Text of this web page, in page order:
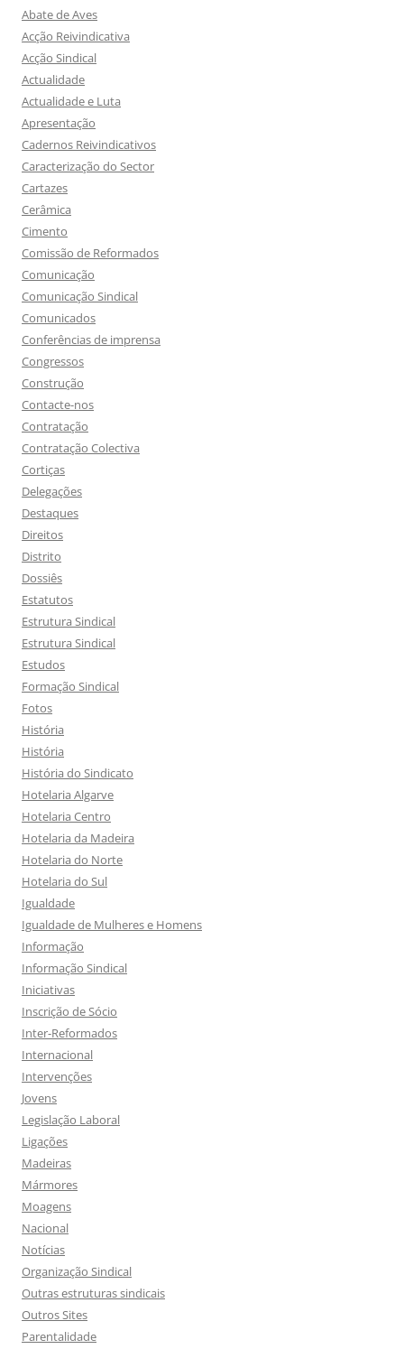
Abate de Aves
Acção Reivindicativa
Acção Sindical
Actualidade
Actualidade e Luta
Apresentação
Cadernos Reivindicativos
Caracterização do Sector
Cartazes
Cerâmica
Cimento
Comissão de Reformados
Comunicação
Comunicação Sindical
Comunicados
Conferências de imprensa
Congressos
Construção
Contacte-nos
Contratação
Contratação Colectiva
Cortiças
Delegações
Destaques
Direitos
Distrito
Dossiês
Estatutos
Estrutura Sindical
Estrutura Sindical
Estudos
Formação Sindical
Fotos
História
História
História do Sindicato
Hotelaria Algarve
Hotelaria Centro
Hotelaria da Madeira
Hotelaria do Norte
Hotelaria do Sul
Igualdade
Igualdade de Mulheres e Homens
Informação
Informação Sindical
Iniciativas
Inscrição de Sócio
Inter-Reformados
Internacional
Intervenções
Jovens
Legislação Laboral
Ligações
Madeiras
Mármores
Moagens
Nacional
Notícias
Organização Sindical
Outras estruturas sindicais
Outros Sites
Parentalidade